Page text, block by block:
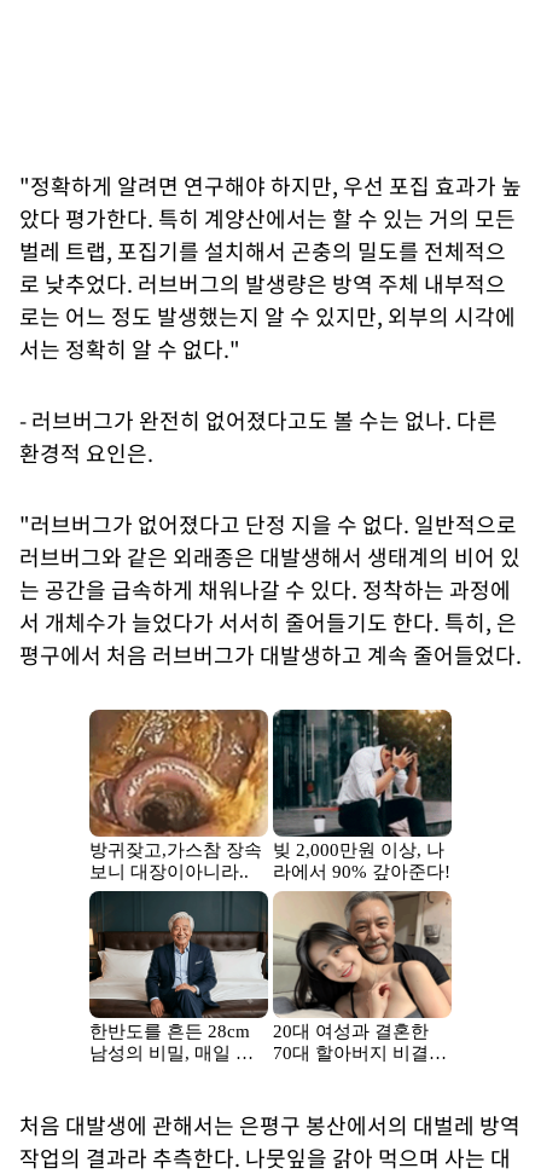
"정확하게 알려면 연구해야 하지만, 우선 포집 효과가 높
았다 평가한다. 특히 계양산에서는 할 수 있는 거의 모든
벌레 트랩, 포집기를 설치해서 곤충의 밀도를 전체적으
로 낮추었다. 러브버그의 발생량은 방역 주체 내부적으
로는 어느 정도 발생했는지 알 수 있지만, 외부의 시각에
서는 정확히 알 수 없다."
- 러브버그가 완전히 없어졌다고도 볼 수는 없나. 다른
환경적 요인은.
"러브버그가 없어졌다고 단정 지을 수 없다. 일반적으로
러브버그와 같은 외래종은 대발생해서 생태계의 비어 있
는 공간을 급속하게 채워나갈 수 있다. 정착하는 과정에
서 개체수가 늘었다가 서서히 줄어들기도 한다. 특히, 은
평구에서 처음 러브버그가 대발생하고 계속 줄어들었다.
처음 대발생에 관해서는 은평구 봉산에서의 대벌레 방역
작업의 결과라 추측한다. 나뭇잎을 갉아 먹으며 사는 대